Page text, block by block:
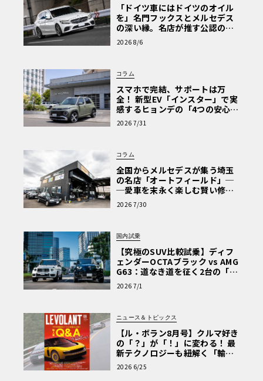
「ドイツ車にはドイツのオイル
を」名門フックスとメルセデス
の深い縁。名店が推す公認の安
心と、Cクラスで味わうシルキー
な走り〈PR〉
2026 8/6
コラム
スマホで完結、サポートは万
全！ 新型EV「インスター」で実
感するヒョンデの「4つの安心」
【第1回・ヒョンデ6つの疑問：
Why? Hyundai?】〈PR〉
2026 7/31
コラム
全国からメルセデスが集う埼玉
の名店「オートフィールド」─
─愛車を末永く楽しむ賢い修理
術と、プロがフックス製オイル
を選ぶ理由〈PR〉
2026 7/30
国内試乗
【究極のSUV比較試乗】ディフ
ェンダーOCTAブラック vs AMG
G63：道なき道を征く2台の「対
極的アプローチ」
2026 7/1
ニュース＆トピックス
【ル・ボラン8月号】クルマ好き
の「？」が「！」に変わる！ 最
新テクノロジーも紐解く「輸入
車Q&A」
2026 6/25